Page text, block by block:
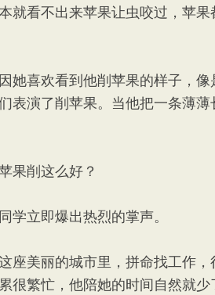
就看不出来苹果让虫咬过，苹
她喜欢看到他削苹果的样子，
表演了削苹果。当他把一条薄
果削这么好？
立即爆出热烈的掌声。
座美丽的城市里，拼命找工作
很繁忙，他陪她的时间自然就